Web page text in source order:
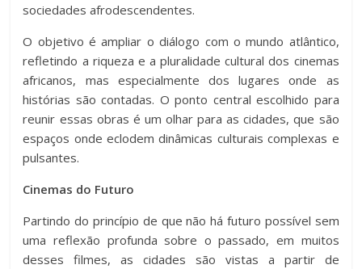
sociedades afrodescendentes.
O objetivo é ampliar o diálogo com o mundo atlântico,
refletindo a riqueza e a pluralidade cultural dos cinemas
africanos, mas especialmente dos lugares onde as
histórias são contadas. O ponto central escolhido para
reunir essas obras é um olhar para as cidades, que são
espaços onde eclodem dinâmicas culturais complexas e
pulsantes.
Cinemas do Futuro
Partindo do princípio de que não há futuro possível sem
uma reflexão profunda sobre o passado, em muitos
desses filmes, as cidades são vistas a partir de